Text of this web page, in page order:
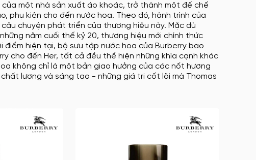
của một nhà sản xuất áo khoác, trở thành một đế chế
phụ kiện cho đến nước hoa. Theo đó, hành trình của
chuyện phát triển của thương hiệu này. Mặc dù
năm cuối thế kỷ 20, thương hiệu mới chính thức
hiện tại, bộ sưu tập nước hoa của Burberry bao
cho đến Her, tất cả đều thể hiện những khía cạnh khác
không chỉ là một bản giao hưởng của các nốt hương
lượng và sáng tạo - những giá trị cốt lõi mà Thomas